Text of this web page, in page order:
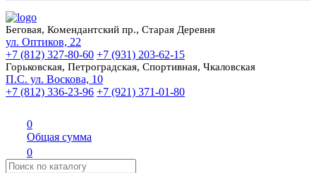
Беговая, Комендантский пр., Старая Деревня
ул. Оптиков, 22
+7 (812) 327-80-60 +7 (931) 203-62-15
Горьковская, Петроградская, Спортивная, Чкаловская
П.С. ул. Воскова, 10
+7 (812) 336-23-96 +7 (921) 371-01-80
0
Общая сумма
0